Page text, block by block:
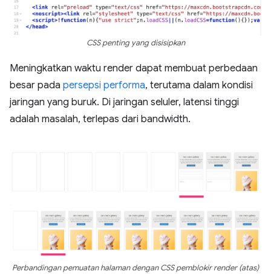
CSS penting yang disisipkan
Meningkatkan waktu render dapat membuat perbedaan
besar pada persepsi performa, terutama dalam kondisi
jaringan yang buruk. Di jaringan seluler, latensi tinggi
adalah masalah, terlepas dari bandwidth.
Perbandingan pemuatan halaman dengan CSS pemblokir render (atas)